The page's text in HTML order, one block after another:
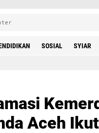
SOSIAL SYIAR
Aceh